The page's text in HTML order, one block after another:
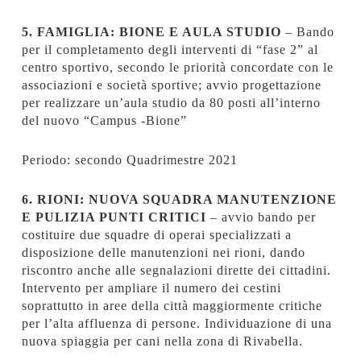
5. FAMIGLIA: BIONE E AULA STUDIO – Bando
per il completamento degli interventi di “fase 2” al
centro sportivo, secondo le priorità concordate con le
associazioni e società sportive; avvio progettazione
per realizzare un’aula studio da 80 posti all’interno
del nuovo “Campus -Bione”
Periodo: secondo Quadrimestre 2021
6. RIONI: NUOVA SQUADRA MANUTENZIONE
E PULIZIA PUNTI CRITICI – avvio bando per
costituire due squadre di operai specializzati a
disposizione delle manutenzioni nei rioni, dando
riscontro anche alle segnalazioni dirette dei cittadini.
Intervento per ampliare il numero dei cestini
soprattutto in aree della città maggiormente critiche
per l’alta affluenza di persone. Individuazione di una
nuova spiaggia per cani nella zona di Rivabella.